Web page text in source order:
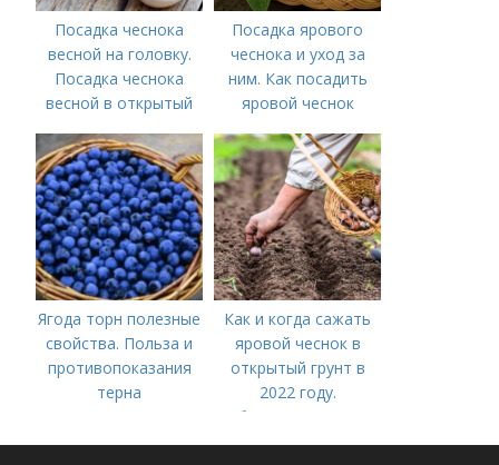
Посадка чеснока
весной на головку.
Посадка чеснока
весной в открытый
Посадка ярового
чеснока и уход за
ним. Как посадить
яровой чеснок
Ягода торн полезные
свойства. Польза и
противопоказания
терна
Как и когда сажать
яровой чеснок в
открытый грунт в
2022 году.
Добавление статьи в
новую подборку